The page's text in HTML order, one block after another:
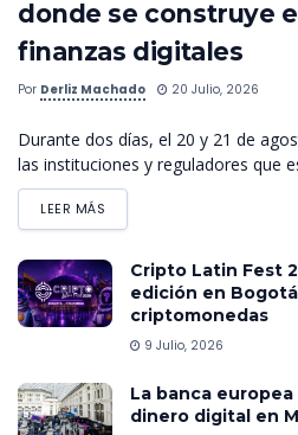
donde se construye
finanzas digitales
Por Derliz Machado 20 Julio, 2026
Durante dos días, el 20 y 21 de
las instituciones y reguladores que
LEER MÁS
Cripto Latin Fest
edición en
criptomonedas
9 Julio, 2026
La banca
dinero digital en